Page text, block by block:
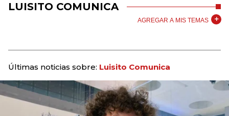
LUISITO COMUNICA
AGREGAR A MIS TEMAS
Últimas noticias sobre: Luisito Comunica